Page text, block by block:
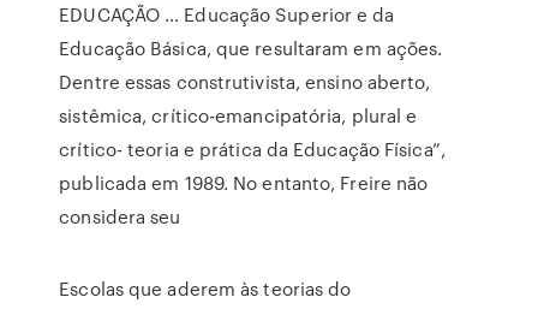
EDUCAÇÃO … Educação Superior e da
Educação Básica, que resultaram em ações.
Dentre essas construtivista, ensino aberto,
sistêmica, crítico-emancipatória, plural e
crítico- teoria e prática da Educação Física”,
publicada em 1989. No entanto, Freire não
considera seu
Escolas que aderem às teorias do